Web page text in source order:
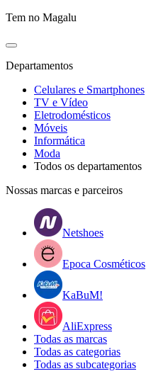
Tem no Magalu
Departamentos
Celulares e Smartphones
TV e Vídeo
Eletrodomésticos
Móveis
Informática
Moda
Todos os departamentos
Nossas marcas e parceiros
Netshoes
Epoca Cosméticos
KaBuM!
AliExpress
Todas as marcas
Todas as categorias
Todas as subcategorias